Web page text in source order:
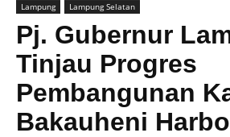
Global
News
Lampung Lampung Selatan
Pj. Gubernur
Tinjau Progres
Pembangunan
Bakauheni